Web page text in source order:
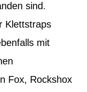
sind.
Klettstraps
mit
Fox, Rockshox